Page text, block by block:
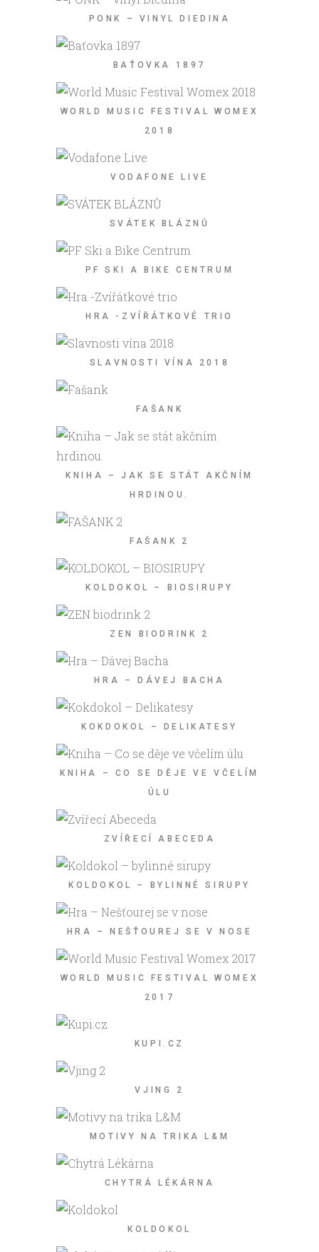
PONK – VINYL DIEDINA
BAŤOVKA 1897
WORLD MUSIC FESTIVAL WOMEX
2018
VODAFONE LIVE
SVÁTEK BLÁZNŮ
PF SKI A BIKE CENTRUM
HRA -ZVÍŘÁTKOVÉ TRIO
SLAVNOSTI VÍNA 2018
FAŠANK
KNIHA – JAK SE STÁT AKČNÍM
HRDINOU.
FAŠANK 2
KOLDOKOL – BIOSIRUPY
ZEN BIODRINK 2
HRA – DÁVEJ BACHA
KOKDOKOL – DELIKATESY
KNIHA – CO SE DĚJE VE VČELÍM
ÚLU
ZVÍŘECÍ ABECEDA
KOLDOKOL – BYLINNÉ SIRUPY
HRA – NEŠŤOUREJ SE V NOSE
WORLD MUSIC FESTIVAL WOMEX
2017
KUPI.CZ
VJING 2
MOTIVY NA TRIKA L&M
CHYTRÁ LÉKÁRNA
KOLDOKOL